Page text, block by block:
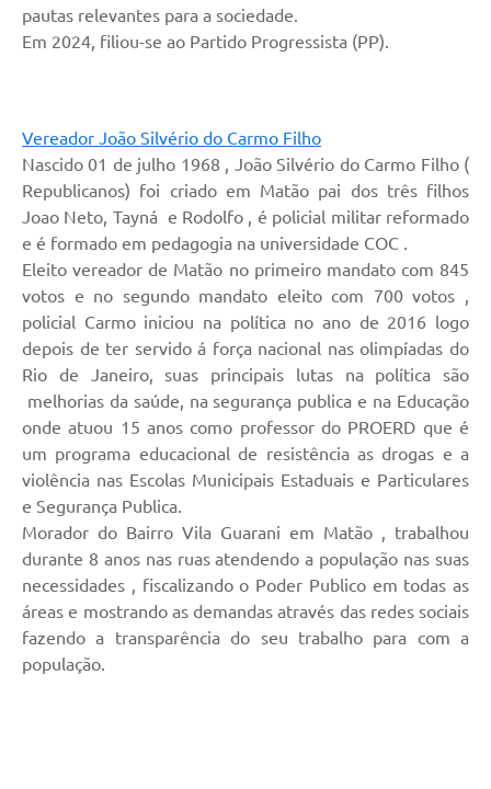
pautas relevantes para a sociedade.
Em 2024, filiou-se ao Partido Progressista (PP).
Vereador João Silvério do Carmo Filho
Nascido 01 de julho 1968 , João Silvério do Carmo Filho (
Republicanos) foi criado em Matão pai dos três filhos
Joao Neto, Tayná e Rodolfo , é policial militar reformado
e é formado em pedagogia na universidade COC .
Eleito vereador de Matão no primeiro mandato com 845
votos e no segundo mandato eleito com 700 votos ,
policial Carmo iniciou na política no ano de 2016 logo
depois de ter servido á força nacional nas olimpíadas do
Rio de Janeiro, suas principais lutas na política são
melhorias da saúde, na segurança publica e na Educação
onde atuou 15 anos como professor do PROERD que é
um programa educacional de resistência as drogas e a
violência nas Escolas Municipais Estaduais e Particulares
e Segurança Publica.
Morador do Bairro Vila Guarani em Matão , trabalhou
durante 8 anos nas ruas atendendo a população nas suas
necessidades , fiscalizando o Poder Publico em todas as
áreas e mostrando as demandas através das redes sociais
fazendo a transparência do seu trabalho para com a
população.